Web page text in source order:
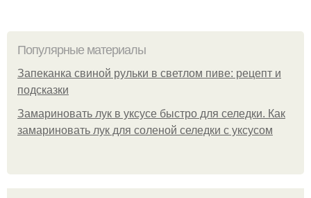
Популярные материалы
Запеканка свиной рульки в светлом пиве: рецепт и
подсказки
Замариновать лук в уксусе быстро для селедки. Как
замариновать лук для соленой селедки с уксусом